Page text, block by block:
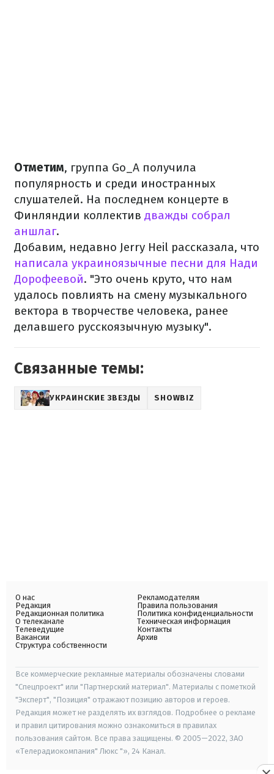
Отметим, группа Go_A получила
популярность и среди иностранных
слушателей. На последнем концерте в
Финляндии коллектив дважды собрал
аншлаг.
Добавим, недавно Jerry Heil рассказала, что
написала украиноязычные песни для Нади
Дорофеевой. "Это очень круто, что нам
удалось повлиять на смену музыкального
вектора в творчестве человека, ранее
делавшего русскоязычную музыку".
Связанные темы:
УКРАИНСКИЕ ЗВЕЗДЫ SHOWBIZ
О нас
Редакция
Редакционная политика
О телеканале
Телеведущие
Вакансии
Структура собственности
Рекламодателям
Правила пользования
Политика конфиденциальности
Техническая информация
Контакты
Архив
Все коммерческие рекламные материалы обозначены словами
"Спецпроект" или "Партнерский материал". Материалы с пометкой
"Эксперт", "Позиция" отражают позицию авторов и героев.
Редакция может не разделять их взглядов. Подробнее о рекламе
и правил цитирования можно ознакомиться в правилах
пользования сайтом. Все права защищены. © 2005—2022, ЗАО
«Телерадиокомпания" Люкс "», 24 Канал.